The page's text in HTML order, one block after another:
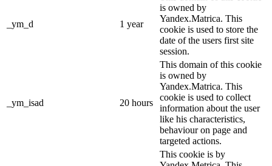
_ym_d 1 year
is owned by
Yandex.Matrica. This
cookie is used to store the
date of the users first site
session.
_ym_isad 20 hours
This domain of this cookie
is owned by
Yandex.Matrica. This
cookie is used to collect
information about the user
like his characteristics,
behaviour on page and
targeted actions.
This cookie is by